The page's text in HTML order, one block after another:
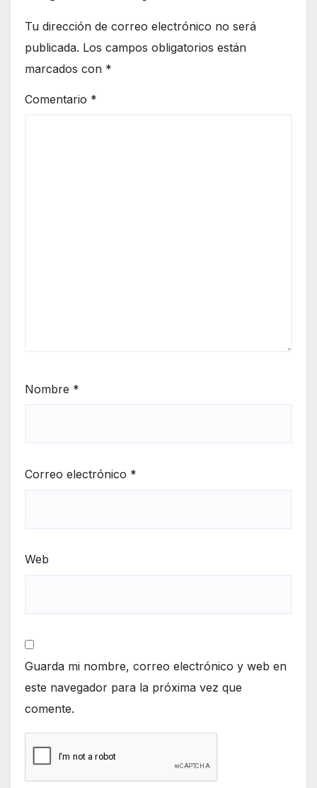
Tu dirección de correo electrónico no será
publicada. Los campos obligatorios están
marcados con *
Comentario *
Nombre *
Correo electrónico *
Web
Guarda mi nombre, correo electrónico y web en
este navegador para la próxima vez que
comente.